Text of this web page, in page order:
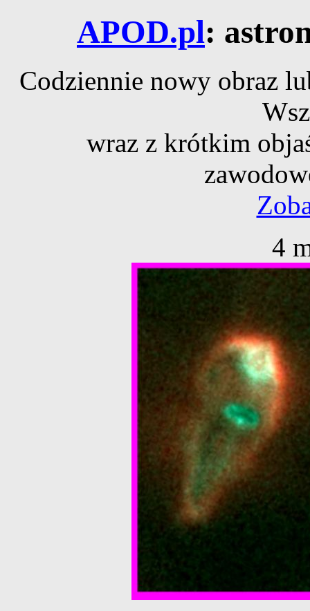
APOD.pl:
Codziennie nowy obraz
wraz z krótkim
4